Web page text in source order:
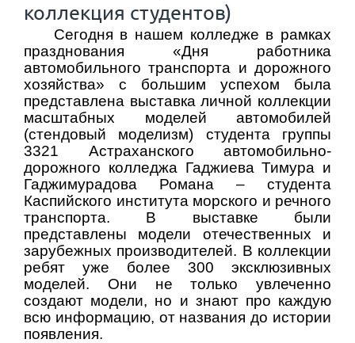
коллекция студентов)
Сегодня в нашем колледже в рамках
празднования «Дня работника
автомобильного транспорта и дорожного
хозяйства» с большим успехом была
представлена выставка личной коллекции
масштабных моделей автомобилей
(стендовый моделизм) студента группы
3321 Астраханского автомобильно-
дорожного колледжа Гаджиева Тимура и
Гаджимурадова Романа – студента
Каспийского института морского и речного
транспорта. В выставке были
представлены модели отечественных и
зарубежных производителей. В коллекции
ребят уже более 300 эксклюзивных
моделей. Они не только увлеченно
создают модели, но и знают про каждую
всю информацию, от названия до истории
появления.